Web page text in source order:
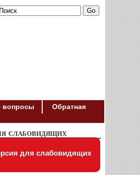
вопросы
Обратная
слабовидящих
для слабовидящих